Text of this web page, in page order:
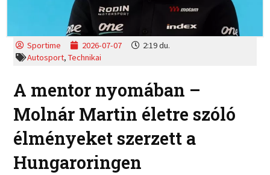
Sportime 2026-07-07
2:19 du.
Autosport,Technikai
A mentor nyomában –
Molnár Martin életre szóló
élményeket szerzett a
Hungaroringen